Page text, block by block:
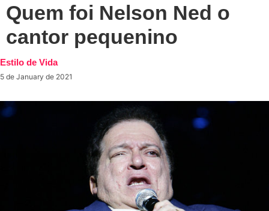
Quem foi Nelson Ned o
cantor pequenino
Estilo de Vida
5 de January de 2021